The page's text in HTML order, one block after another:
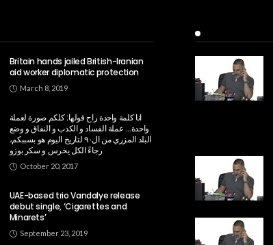
Britain hands jailed British-Iranian
aid worker diplomatic protection
March 8, 2019
انا كلمة واحدة راح قولها: كلكم صورة لعملة
واحدة… عملة الفساد و الكذب و النفاق و وضع
البلد المزري من ال٩٠ لتاريخ اليوم هو بسببكم،
رجاءً الكل يخرس و سكر بوزو
October 20, 2017
UAE-based trio Vandalye release
debut single, ‘Cigarettes and
Minarets’
September 23, 2019